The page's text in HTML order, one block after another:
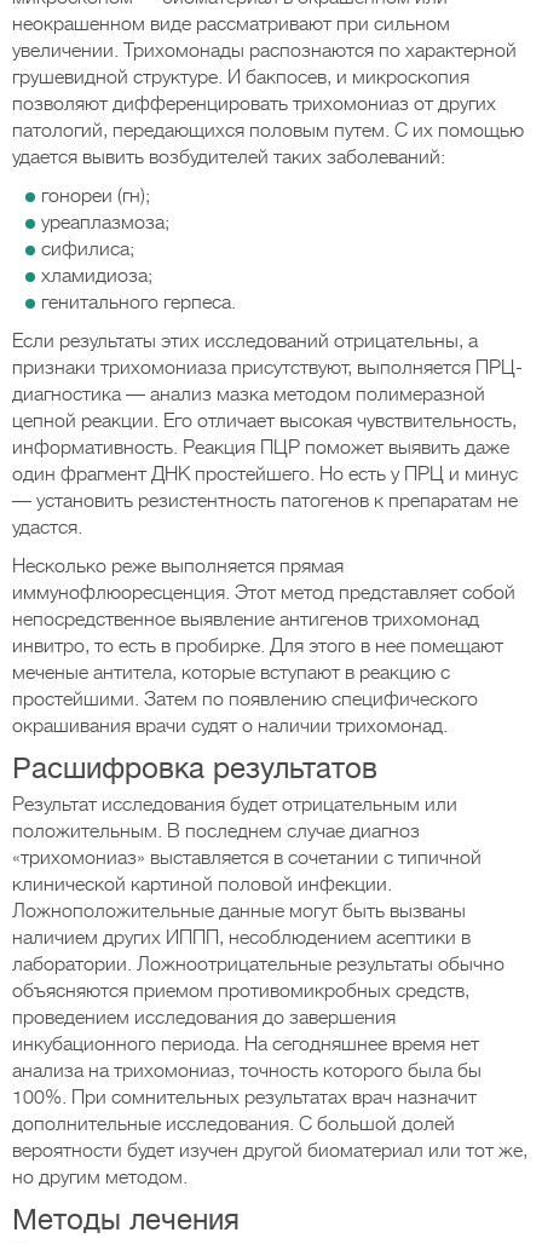
неокрашенном виде рассматривают при сильном
увеличении. Трихомонады распознаются по характерной
грушевидной структуре. И бакпосев, и микроскопия
позволяют дифференцировать трихомониаз от других
патологий, передающихся половым путем. С их помощью
удается вывить возбудителей таких заболеваний:
гонореи (гн);
уреаплазмоза;
сифилиса;
хламидиоза;
генитального герпеса.
Если результаты этих исследований отрицательны, а
признаки трихомониаза присутствуют, выполняется ПРЦ-
диагностика — анализ мазка методом полимеразной
цепной реакции. Его отличает высокая чувствительность,
информативность. Реакция ПЦР поможет выявить даже
один фрагмент ДНК простейшего. Но есть у ПРЦ и минус
— установить резистентность патогенов к препаратам не
удастся.
Несколько реже выполняется прямая
иммунофлюоресценция. Этот метод представляет собой
непосредственное выявление антигенов трихомонад
инвитро, то есть в пробирке. Для этого в нее помещают
меченые антитела, которые вступают в реакцию с
простейшими. Затем по появлению специфического
окрашивания врачи судят о наличии трихомонад.
Расшифровка результатов
Результат исследования будет отрицательным или
положительным. В последнем случае диагноз
«трихомониаз» выставляется в сочетании с типичной
клинической картиной половой инфекции.
Ложноположительные данные могут быть вызваны
наличием других ИППП, несоблюдением асептики в
лаборатории. Ложноотрицательные результаты обычно
объясняются приемом противомикробных средств,
проведением исследования до завершения
инкубационного периода. На сегодняшнее время нет
анализа на трихомониаз, точность которого была бы
100%. При сомнительных результатах врач назначит
дополнительные исследования. С большой долей
вероятности будет изучен другой биоматериал или тот же,
но другим методом.
Методы лечения